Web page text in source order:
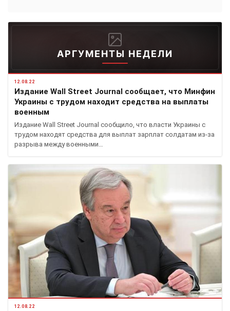
АРГУМЕНТЫ НЕДЕЛИ
12.08.22
Издание Wall Street Journal сообщает, что Минфин
Украины с трудом находит средства на выплаты
военным
Издание Wall Street Journal сообщило, что власти Украины с
трудом находят средства для выплат зарплат солдатам из-за
разрыва между военными…
12.08.22